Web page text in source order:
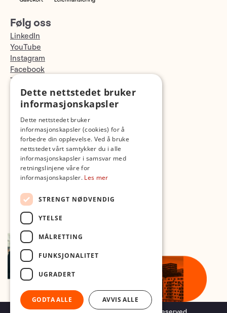
Følg oss
LinkedIn
YouTube
Instagram
Facebook
TikTok
Fotopodden
Dette nettstedet bruker
informasjonskapsler
Dette nettstedet bruker
informasjonskapsler (cookies) for å
forbedre din opplevelse. Ved å bruke
nettstedet vårt samtykker du i alle
informasjonskapsler i samsvar med
retningslinjene våre for
informasjonskapsler. Les mer
STRENGT NØDVENDIG
YTELSE
MÅLRETTING
FUNKSJONALITET
UGRADERT
GODTA ALLE AVVIS ALLE